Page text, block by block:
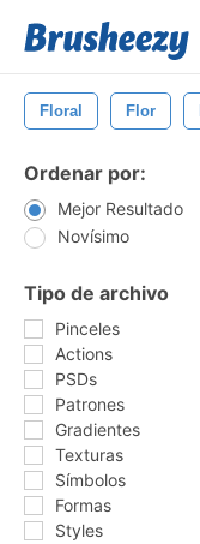
Floral Flor
Ordenar por:
Mejor Resultado
Novísimo
Tipo de archivo
Pinceles
Actions
PSDs
Patrones
Gradientes
Texturas
Símbolos
Formas
Styles